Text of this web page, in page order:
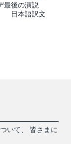
最後の演説
日本語訳文
いて、 皆さまに